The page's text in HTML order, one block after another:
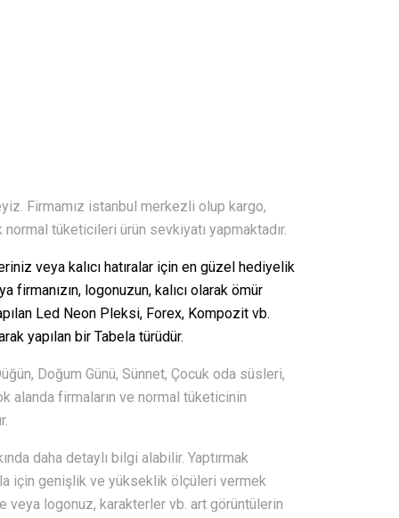
Firmamız istanbul merkezli olup kargo,
tüketicileri ürün sevkiyatı yapmaktadır.
veya kalıcı hatıralar için en güzel hediyelik
firmanızın, logonuzun, kalıcı olarak ömür
Led Neon Pleksi, Forex, Kompozit vb.
yapılan bir Tabela türüdür.
Doğum Günü, Sünnet, Çocuk oda süsleri,
alanda firmaların ve normal tüketicinin
daha detaylı bilgi alabilir. Yaptırmak
için genişlik ve yükseklik ölçüleri vermek
veya logonuz, karakterler vb. art görüntülerin